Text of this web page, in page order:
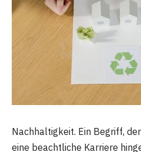
Nachhaltigkeit. Ein Begriff,
eine beachtliche Karriere